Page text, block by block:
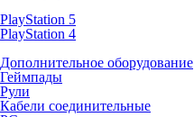
PlayStation 5
PlayStation 4
Дополнительное оборудование
Геймпады
Рули
Кабели соединительные